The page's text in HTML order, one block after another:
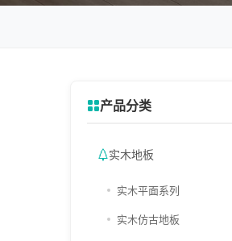
产品分类
实木地板
实木平面系列
实木仿古地板